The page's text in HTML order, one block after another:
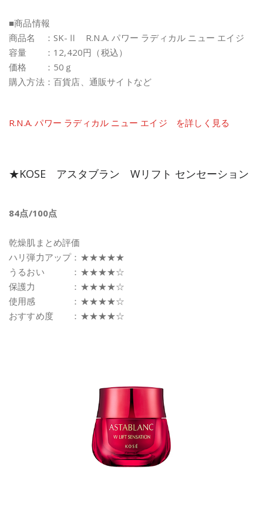
■商品情報
商品名 ：SK-Ⅱ R.N.A. パワー ラディカル ニュー エイジ
容量 ：12,420円（税込）
価格 ：50ｇ
購入方法：百貨店、通販サイトなど
R.N.A. パワー ラディカル ニュー エイジ を詳しく見る
★KOSE アスタブラン Wリフト センセーション
84点/100点
乾燥肌まとめ評価
ハリ弾力アップ：★★★★★
うるおい ：★★★★☆
保護力 ：★★★★☆
使用感 ：★★★★☆
おすすめ度 ：★★★★☆